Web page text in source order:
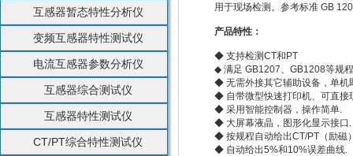
互感器暂态特性分析仪
变频互感器特性测试仪
电流互感器参数分析仪
互感器综合测试仪
互感器特性测试仪
CT/PT综合特性测试仪
用于现场检测。参考标准 GB
产品特性：
◆ 支持检测CT和PT
◆ 满足 GB1207、GB1208等规
◆ 无需外接其它辅助设备，单机
◆ 自带微型快速打印机、可直接
◆ 采用智能控制器，操作简单.
◆ 大屏幕液晶，图形化显示接口.
◆ 按规程自动给出CT/PT（励磁
◆ 自动给出5%和10%误差曲线.